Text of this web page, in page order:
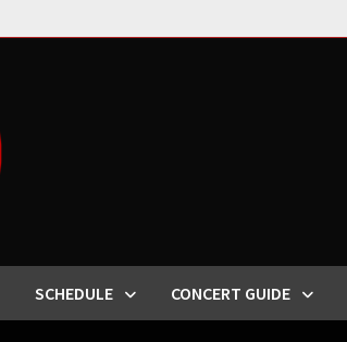
SCHEDULE CONCERT GUIDE